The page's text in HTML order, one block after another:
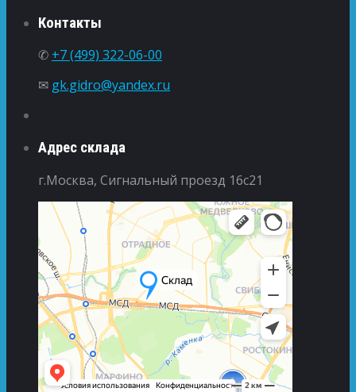
Контакты
✆ +7 (499) 322-06-00
✉ gk.gidro@yandex.ru
Адрес склада
г.Москва, Сигнальный проезд 16с21